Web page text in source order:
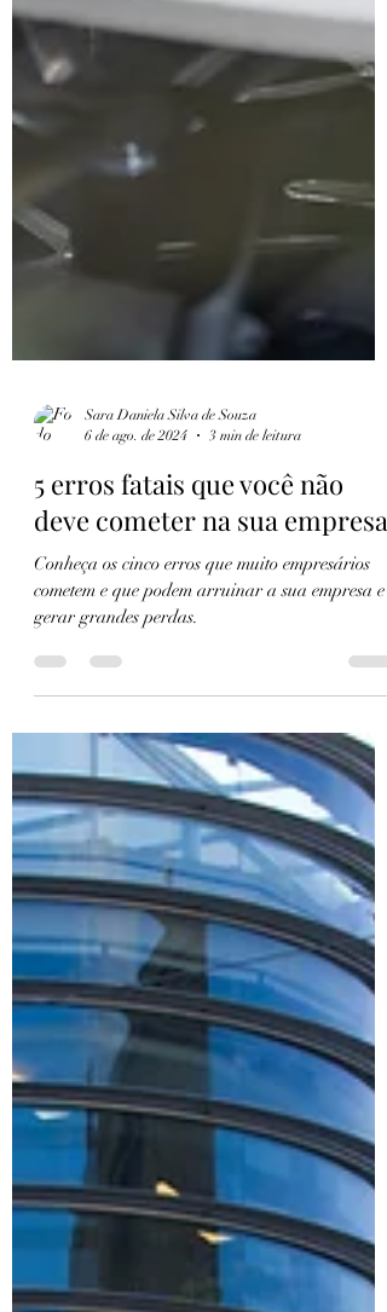
Sara Daniela Silva de Souza
6 de ago. de 2024
3 min de leitura
5 erros fatais que você não
deve cometer na sua empresa
Conheça os cinco erros que muito empresários
cometem e que podem arruinar a sua empresa e